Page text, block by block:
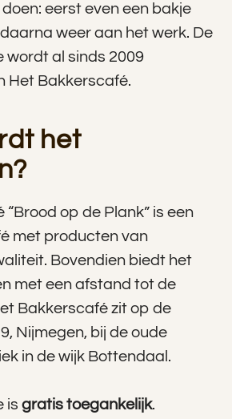
eerst even een bakje
weer aan het werk. De
wordt al sinds 2009
Het Bakkerscafé.
het
op de Plank” is een
met producten van
Bovendien biedt het
met een afstand tot de
Bakkerscafé zit op de
Nijmegen, bij de oude
in de wijk Bottendaal.
is gratis toegankelijk.